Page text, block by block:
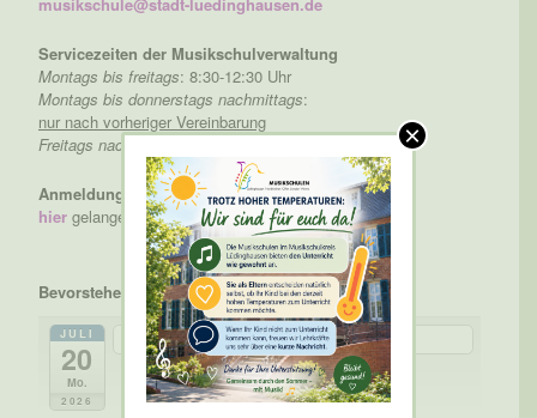
Servicezeiten der Musikschulverwaltung
Montags bis freitags: 8:30-12:30 Uhr
Montags bis donnerstags nachmittags:
nur nach vorheriger Vereinbarung
Freitags nachmittags
Anmeldung
hier gelangen Sie direkt zur Online-Anmeldung
Bevorstehende Veranstaltungen
JULI
20
Mo.
2026
ganztägig Sommerferien
×